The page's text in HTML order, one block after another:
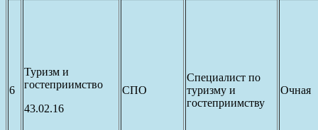
6
Туризм и
гостеприимство
43.02.16
СПО
Специалист по
туризму и
гостеприимству
Очная